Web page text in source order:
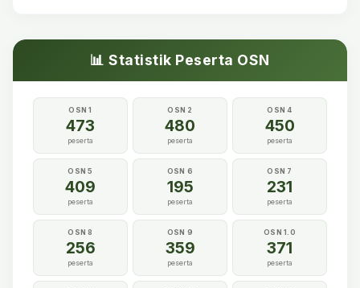
📊 Statistik Peserta OSN
OSN 1
473
peserta
OSN 2
480
peserta
OSN 4
450
peserta
OSN 5
409
peserta
OSN 6
195
peserta
OSN 7
231
peserta
OSN 8
256
peserta
OSN 9
359
peserta
OSN 1.0
371
peserta